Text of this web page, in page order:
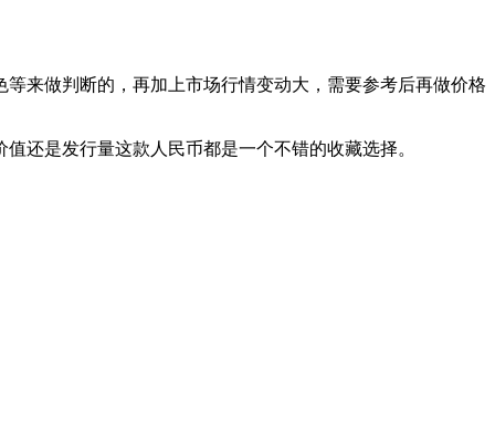
等来做判断的，再加上市场行情变动大，需要参考后再做价格
还是发行量这款人民币都是一个不错的收藏选择。